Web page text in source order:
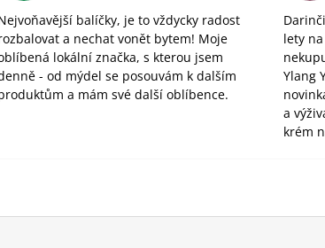
balíčky, je to vždycky radost
a nechat vonět bytem! Moje
lokální značka, s kterou jsem
- od mýdel se posouvám k dalším
a mám své další oblíbence.
lety
Ylang
a
krém